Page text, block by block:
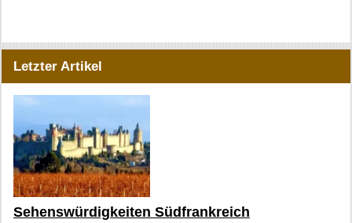
Letzter Artikel
Sehenswürdigkeiten Südfrankreich